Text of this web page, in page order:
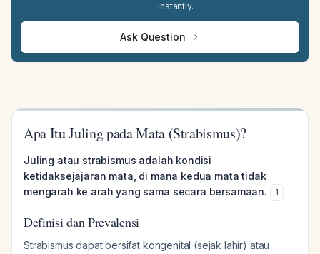
instantly.
Ask Question
Apa Itu Juling pada Mata (Strabismus)?
Juling atau strabismus adalah kondisi
ketidaksejajaran mata, di mana kedua mata tidak
mengarah ke arah yang sama secara bersamaan.
1
Definisi dan Prevalensi
Strabismus dapat bersifat kongenital (sejak lahir) atau